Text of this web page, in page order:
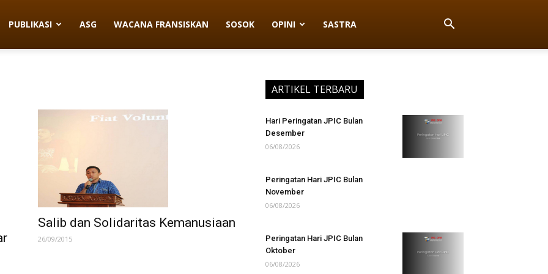
PUBLIKASI ASG WACANA FRANSISKAN SOSOK OPINI SASTRA
Salib dan Solidaritas Kemanusiaan
26/09/2015
ARTIKEL TERBARU
Hari Peringatan JPIC Bulan
Desember
06/08/2026
Peringatan Hari JPIC Bulan
November
06/08/2026
Peringatan Hari JPIC Bulan
Oktober
06/08/2026